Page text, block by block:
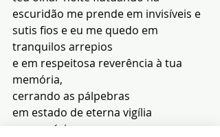
escuridão me prende em invisíveis e
sutis fios e eu me quedo em
tranquilos arrepios
e em respeitosa reverência à tua
memória,
cerrando as pálpebras
em estado de eterna vigília
merencória.